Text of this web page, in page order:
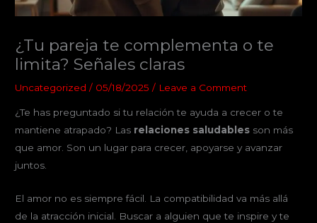
¿Tu pareja te complementa o te
limita? Señales claras
Uncategorized / 05/18/2025/ Leave a Comment
¿Te has preguntado si tu relación te ayuda a crecer o te
mantiene atrapado? Las relaciones saludables son más
que amor. Son un lugar para crecer, apoyarse y avanzar
juntos.
El amor no es siempre fácil. La compatibilidad va más allá
de la atracción inicial. Buscar a alguien que te inspire y te